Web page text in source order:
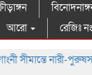
আরো রেজিঃ
সীমান্তে নারী-পুরুষসহ